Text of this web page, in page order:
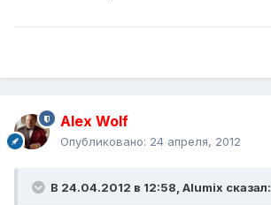
Alex Wolf
Опубликовано: 24 апреля, 2012
В 24.04.2012 в 12:58, Alumix сказал: